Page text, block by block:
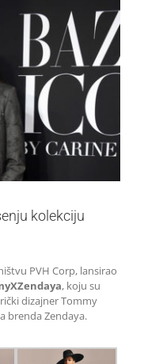
kolekciju
PVH Corp, lansirao
, koju su
dizajner Tommy
brenda Zendaya.